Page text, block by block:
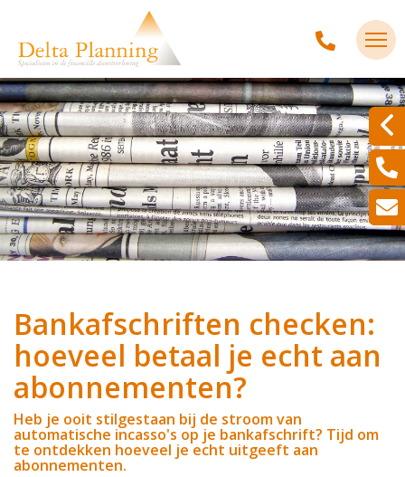
Bankafschriften checken:
hoeveel betaal je echt aan
abonnementen?
Heb je ooit stilgestaan bij de stroom van
automatische incasso's op je bankafschrift? Tijd om
te ontdekken hoeveel je echt uitgeeft aan
abonnementen.